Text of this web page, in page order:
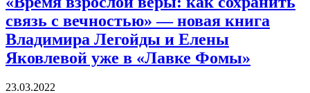
связь с вечностью»— новая книга
Владимира Легойды и Елены
Яковлевой уже в «Лавке Фомы»
23.03.2022